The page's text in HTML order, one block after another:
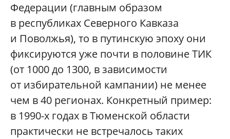
Федерации (главным образом
в республиках Северного Кавказа
и Поволжья), то в путинскую эпоху они
фиксируются уже почти в половине ТИК
(от 1000 до 1300, в зависимости
от избирательной кампании) не менее
чем в 40 регионах. Конкретный пример:
в 1990-х годах в Тюменской области
практически не встречалось таких